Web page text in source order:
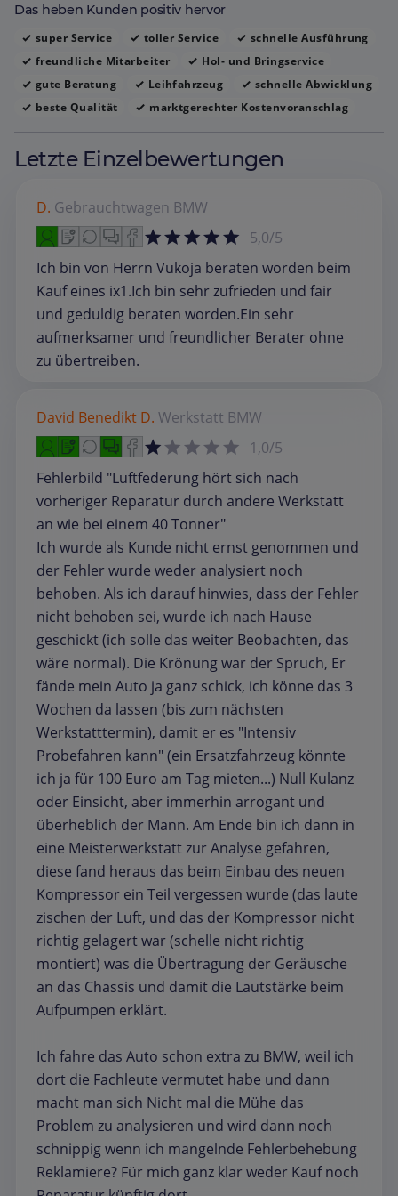
Das heben Kunden positiv hervor
super Service toller Service
schnelle Ausführung
freundliche Mitarbeiter
Hol‑ und Bringservice
gute Beratung
Leihfahrzeug
schnelle Abwicklung
beste Qualität
marktgerechter Kostenvoranschlag
Letzte Einzelbewertungen
D. Gebrauchtwagen BMW
5,0/5
Ich bin von Herrn Vukoja beraten worden beim
Kauf eines ix1.Ich bin sehr zufrieden und fair
und geduldig beraten worden.Ein sehr
aufmerksamer und freundlicher Berater ohne
zu übertreiben.
David Benedikt D. Werkstatt BMW
1,0/5
Fehlerbild "Luftfederung hört sich nach
vorheriger Reparatur durch andere Werkstatt
an wie bei einem 40 Tonner"
Ich wurde als Kunde nicht ernst genommen und
der Fehler wurde weder analysiert noch
behoben. Als ich darauf hinwies, dass der Fehler
nicht behoben sei, wurde ich nach Hause
geschickt (ich solle das weiter Beobachten, das
wäre normal). Die Krönung war der Spruch, Er
fände mein Auto ja ganz schick, ich könne das 3
Wochen da lassen (bis zum nächsten
Werkstatttermin), damit er es "Intensiv
Probefahren kann" (ein Ersatzfahrzeug könnte
ich ja für 100 Euro am Tag mieten...) Null Kulanz
oder Einsicht, aber immerhin arrogant und
überheblich der Mann. Am Ende bin ich dann in
eine Meisterwerkstatt zur Analyse gefahren,
diese fand heraus das beim Einbau des neuen
Kompressor ein Teil vergessen wurde (das laute
zischen der Luft, und das der Kompressor nicht
richtig gelagert war (schelle nicht richtig
montiert) was die Übertragung der Geräusche
an das Chassis und damit die Lautstärke beim
Aufpumpen erklärt.
Ich fahre das Auto schon extra zu BMW, weil ich
dort die Fachleute vermutet habe und dann
macht man sich Nicht mal die Mühe das
Problem zu analysieren und wird dann noch
schnippig wenn ich mangelnde Fehlerbehebung
Reklamiere? Für mich ganz klar weder Kauf noch